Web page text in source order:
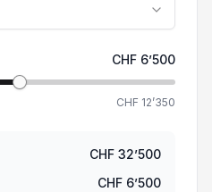
CHF 6’500
CHF 12’350
CHF 32’500
CHF 6’500